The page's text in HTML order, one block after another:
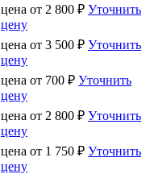
цена от 2 800 ₽ Уточнить
цену
цена от 3 500 ₽ Уточнить
цену
цена от 700 ₽ Уточнить
цену
цена от 2 800 ₽ Уточнить
цену
цена от 1 750 ₽ Уточнить
цену